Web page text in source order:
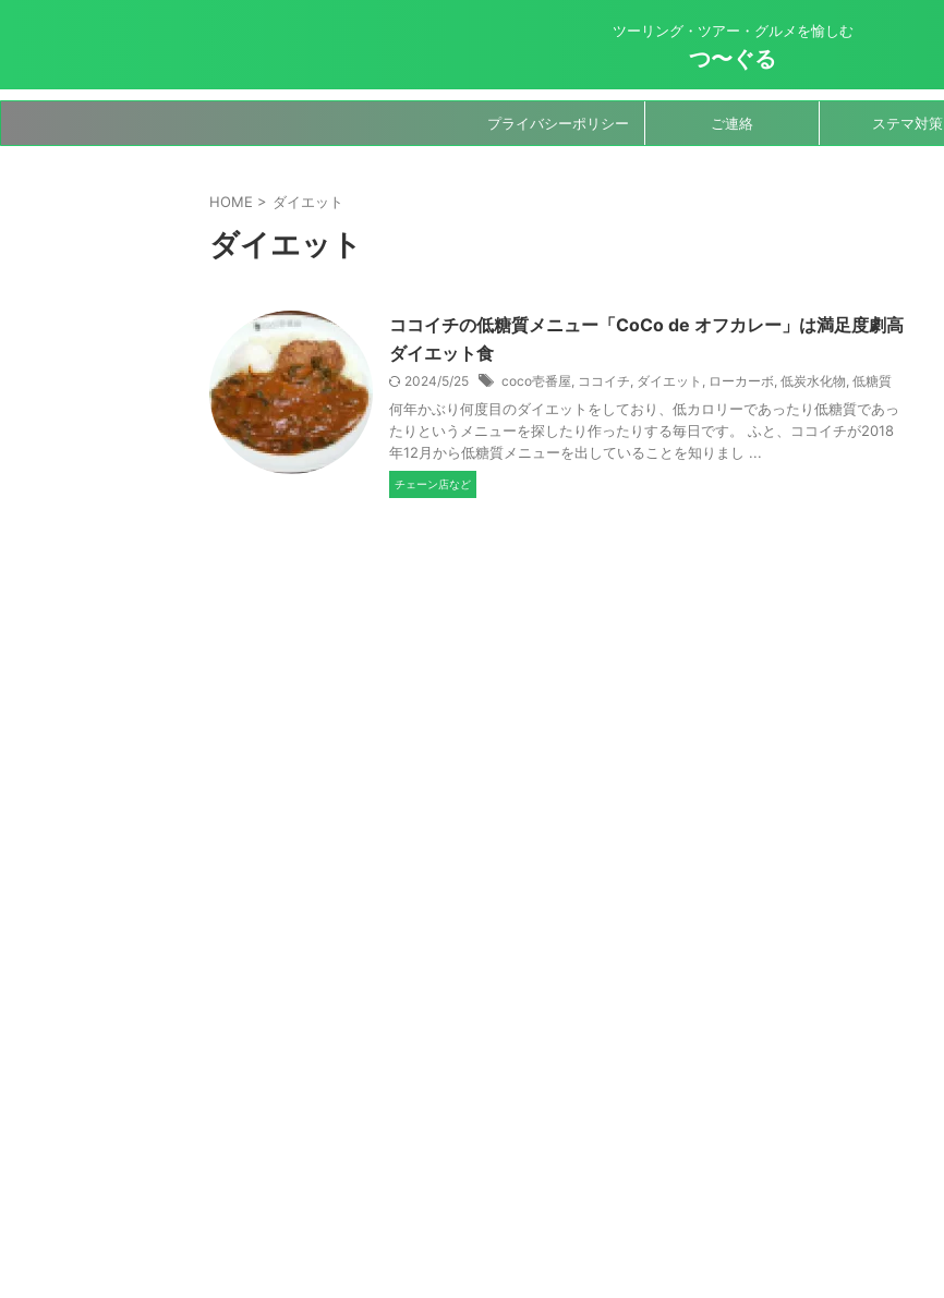
ツーリング・ツアー・グルメを愉しむ
つ〜ぐる
プライバシーポリシー ご連絡 ステマ対策
HOME > ダイエット
ダイエット
ココイチの低糖質メニュー「CoCo de オフカレー」は満足度劇高
ダイエット食
2024/5/25 coco壱番屋, ココイチ, ダイエット , ローカーボ, 低炭水化物, 低糖質
何年かぶり何度目のダイエットをしており、低カロリーであったり低糖質であっ
たりというメニューを探したり作ったりする毎日です。 ふと、ココイチが2018
年12月から低糖質メニューを出していることを知りまし ...
チェーン店など